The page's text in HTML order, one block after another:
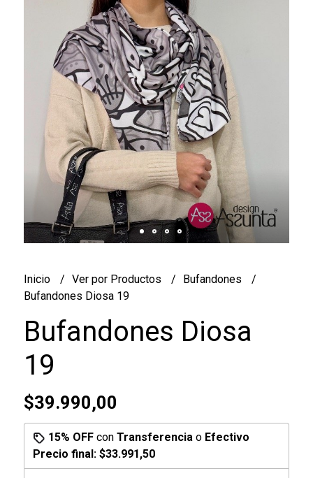
Inicio Ver por Productos
Bufandones
Bufandones Diosa 19
Bufandones Diosa
19
$39.990,00
15% OFFcon Transferencia o Efectivo
Precio final: $33.991,50